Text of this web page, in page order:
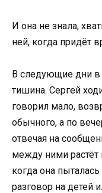
И она не знала,
ней, когда придёт
В следующие дни в
тишина. Сергей
говорил мало,
обычного, а по
отвечая на
между ними растёт
когда она
разговор на детей